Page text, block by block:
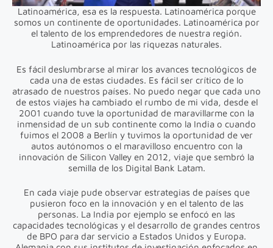
Latinoamérica, esa es la respuesta. Latinoamérica porque
somos un continente de oportunidades. Latinoamérica por
el talento de los emprendedores de nuestra región.
Latinoamérica por las riquezas naturales.
Es fácil deslumbrarse al mirar los avances tecnológicos de
cada una de estas ciudades. Es fácil ser crítico de lo
atrasado de nuestros países. No puedo negar que cada uno
de estos viajes ha cambiado el rumbo de mi vida, desde el
2001 cuando tuve la oportunidad de maravillarme con la
inmensidad de un sub continente como la India o cuando
fuimos el 2008 a Berlín y tuvimos la oportunidad de ver
autos autónomos o el maravilloso encuentro con la
innovación de Silicon Valley en 2012, viaje que sembró la
semilla de los Digital Bank Latam.
En cada viaje pude observar estrategias de países que
pusieron foco en la innovación y en el talento de las
personas. La India por ejemplo se enfocó en las
capacidades tecnológicas y el desarrollo de grandes centros
de BPO para dar servicio a Estados Unidos y Europa.